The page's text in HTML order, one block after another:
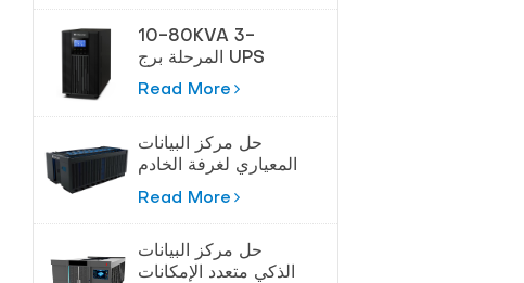
10-80KVA 3-
المرحلة برج UPS
لحماية عالية الطاقة
Read More
حل مركز البيانات
المعياري لغرفة الخادم
Read More
حل مركز البيانات
الذكي متعدد الإمكانات